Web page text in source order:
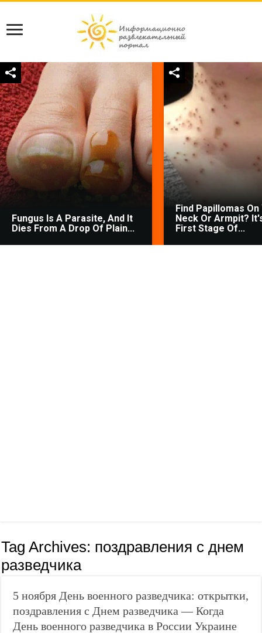
Fungus Is A Parasite, And It
Dies From A Drop Of Plain...
Find Papillomas On
Neck Or Armpit?
First Stage Of...
Tag Archives: поздравления с днем
разведчика
5 ноября День военного разведчика: открытки,
поздравления с Днем разведчика — Когда
День военного разведчика в России Украине